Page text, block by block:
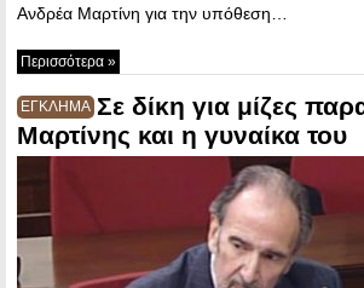
Ανδρέα Μαρτίνη για την υπόθεση…
Περισσότερα »
ΕΓΚΛΗΜΑ Σε δίκη για μίζες
Μαρτίνης και η γυναίκα του